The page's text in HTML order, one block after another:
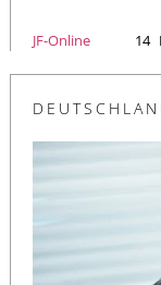
JF-Online 14